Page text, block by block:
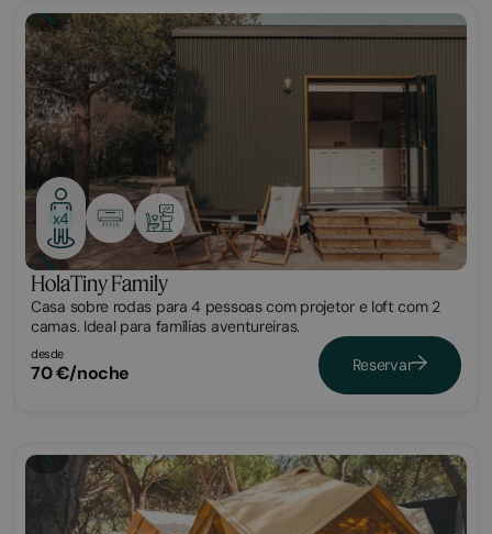
Tiny
x4
HolaTiny Family
Casa sobre rodas para 4 pessoas com projetor e loft com 2
camas. Ideal para famílias aventureiras.
desde
70 €/noche Reservar
Glamping